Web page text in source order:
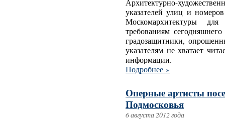
Архитектурно-
указателей улиц и
Москомархитектуры
требованиям
градозащитники,
указателям не хватает
информации.
Подробнее »
Оперные артисты
Подмосковья
6 августа 2012 года